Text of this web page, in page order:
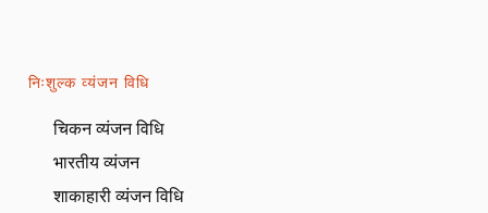
निःशुल्क व्यंजन विधि
चिकन व्यंजन विधि
भारतीय व्यंजन
शाकाहारी व्यंजन विधि